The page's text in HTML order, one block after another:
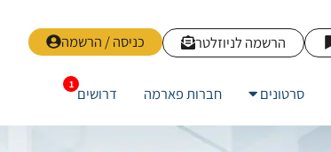
כניסה / הרשמה הרשמה לניוזלטר
סרטונים חברות פארמה דרושים